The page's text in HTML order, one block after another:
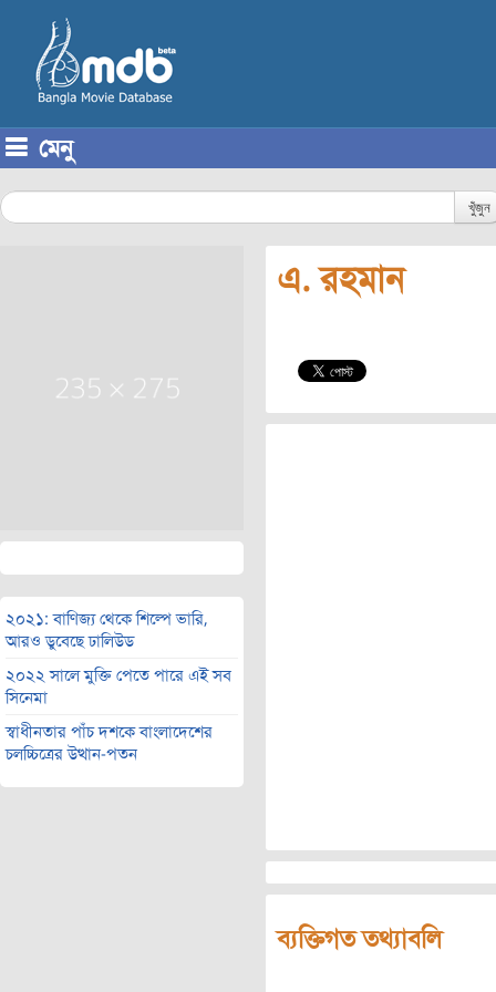
মেনু
খুঁজুন
২০২১: বাণিজ্য থেকে শিল্পে ভারি,
আরও ডুবেছে ঢালিউড
২০২২ সালে মুক্তি পেতে পারে এই সব
সিনেমা
স্বাধীনতার পাঁচ দশকে বাংলাদেশের
চলচ্চিত্রের উত্থান-পতন
এ. রহমান
ব্যক্তিগত তথ্যাবলি